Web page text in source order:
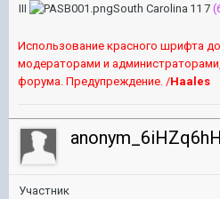
III
South Carolina 11 7
Использование красного шрифта
модераторами и
форума. Предупреждение. /Haales
Участник